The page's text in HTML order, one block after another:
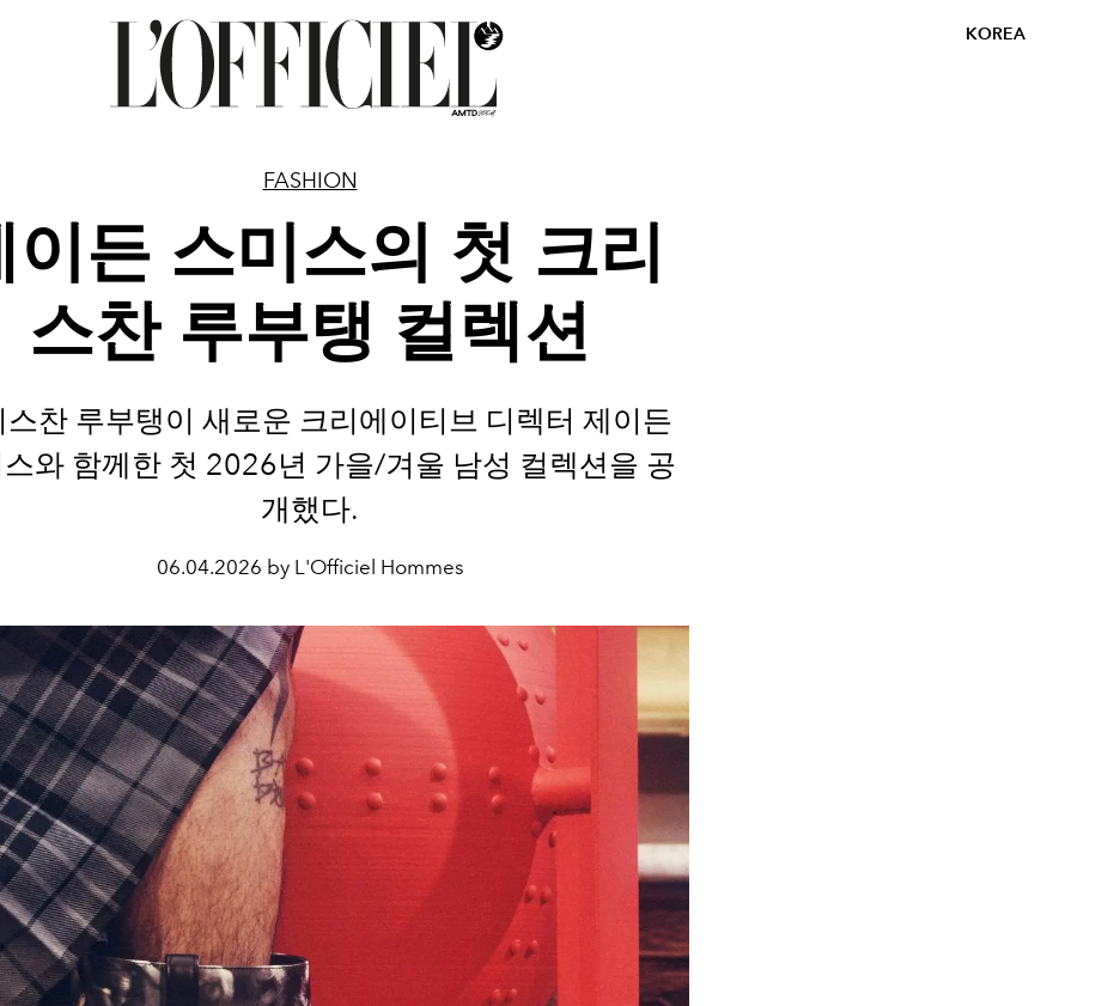
KOREA
FASHION
이든 스미스의 첫 크리
스찬 루부탱 컬렉션
스찬 루부탱이 새로운 크리에이티브 디렉터 제이든
와 함께한 첫 2026년 가을/겨울 남성 컬렉션을 공
개했다.
06.04.2026 by L'Officiel Hommes